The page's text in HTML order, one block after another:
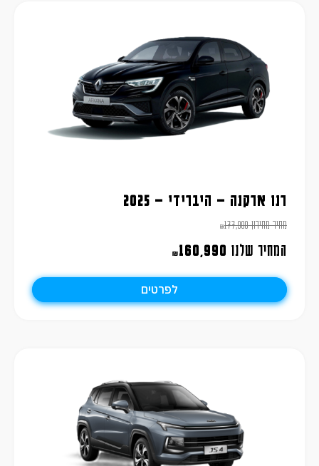
רנו ארקנה – היברידי – 2025
מחיר מחירון ₪177,900
המחיר שלנו ₪160,990
לפרטים